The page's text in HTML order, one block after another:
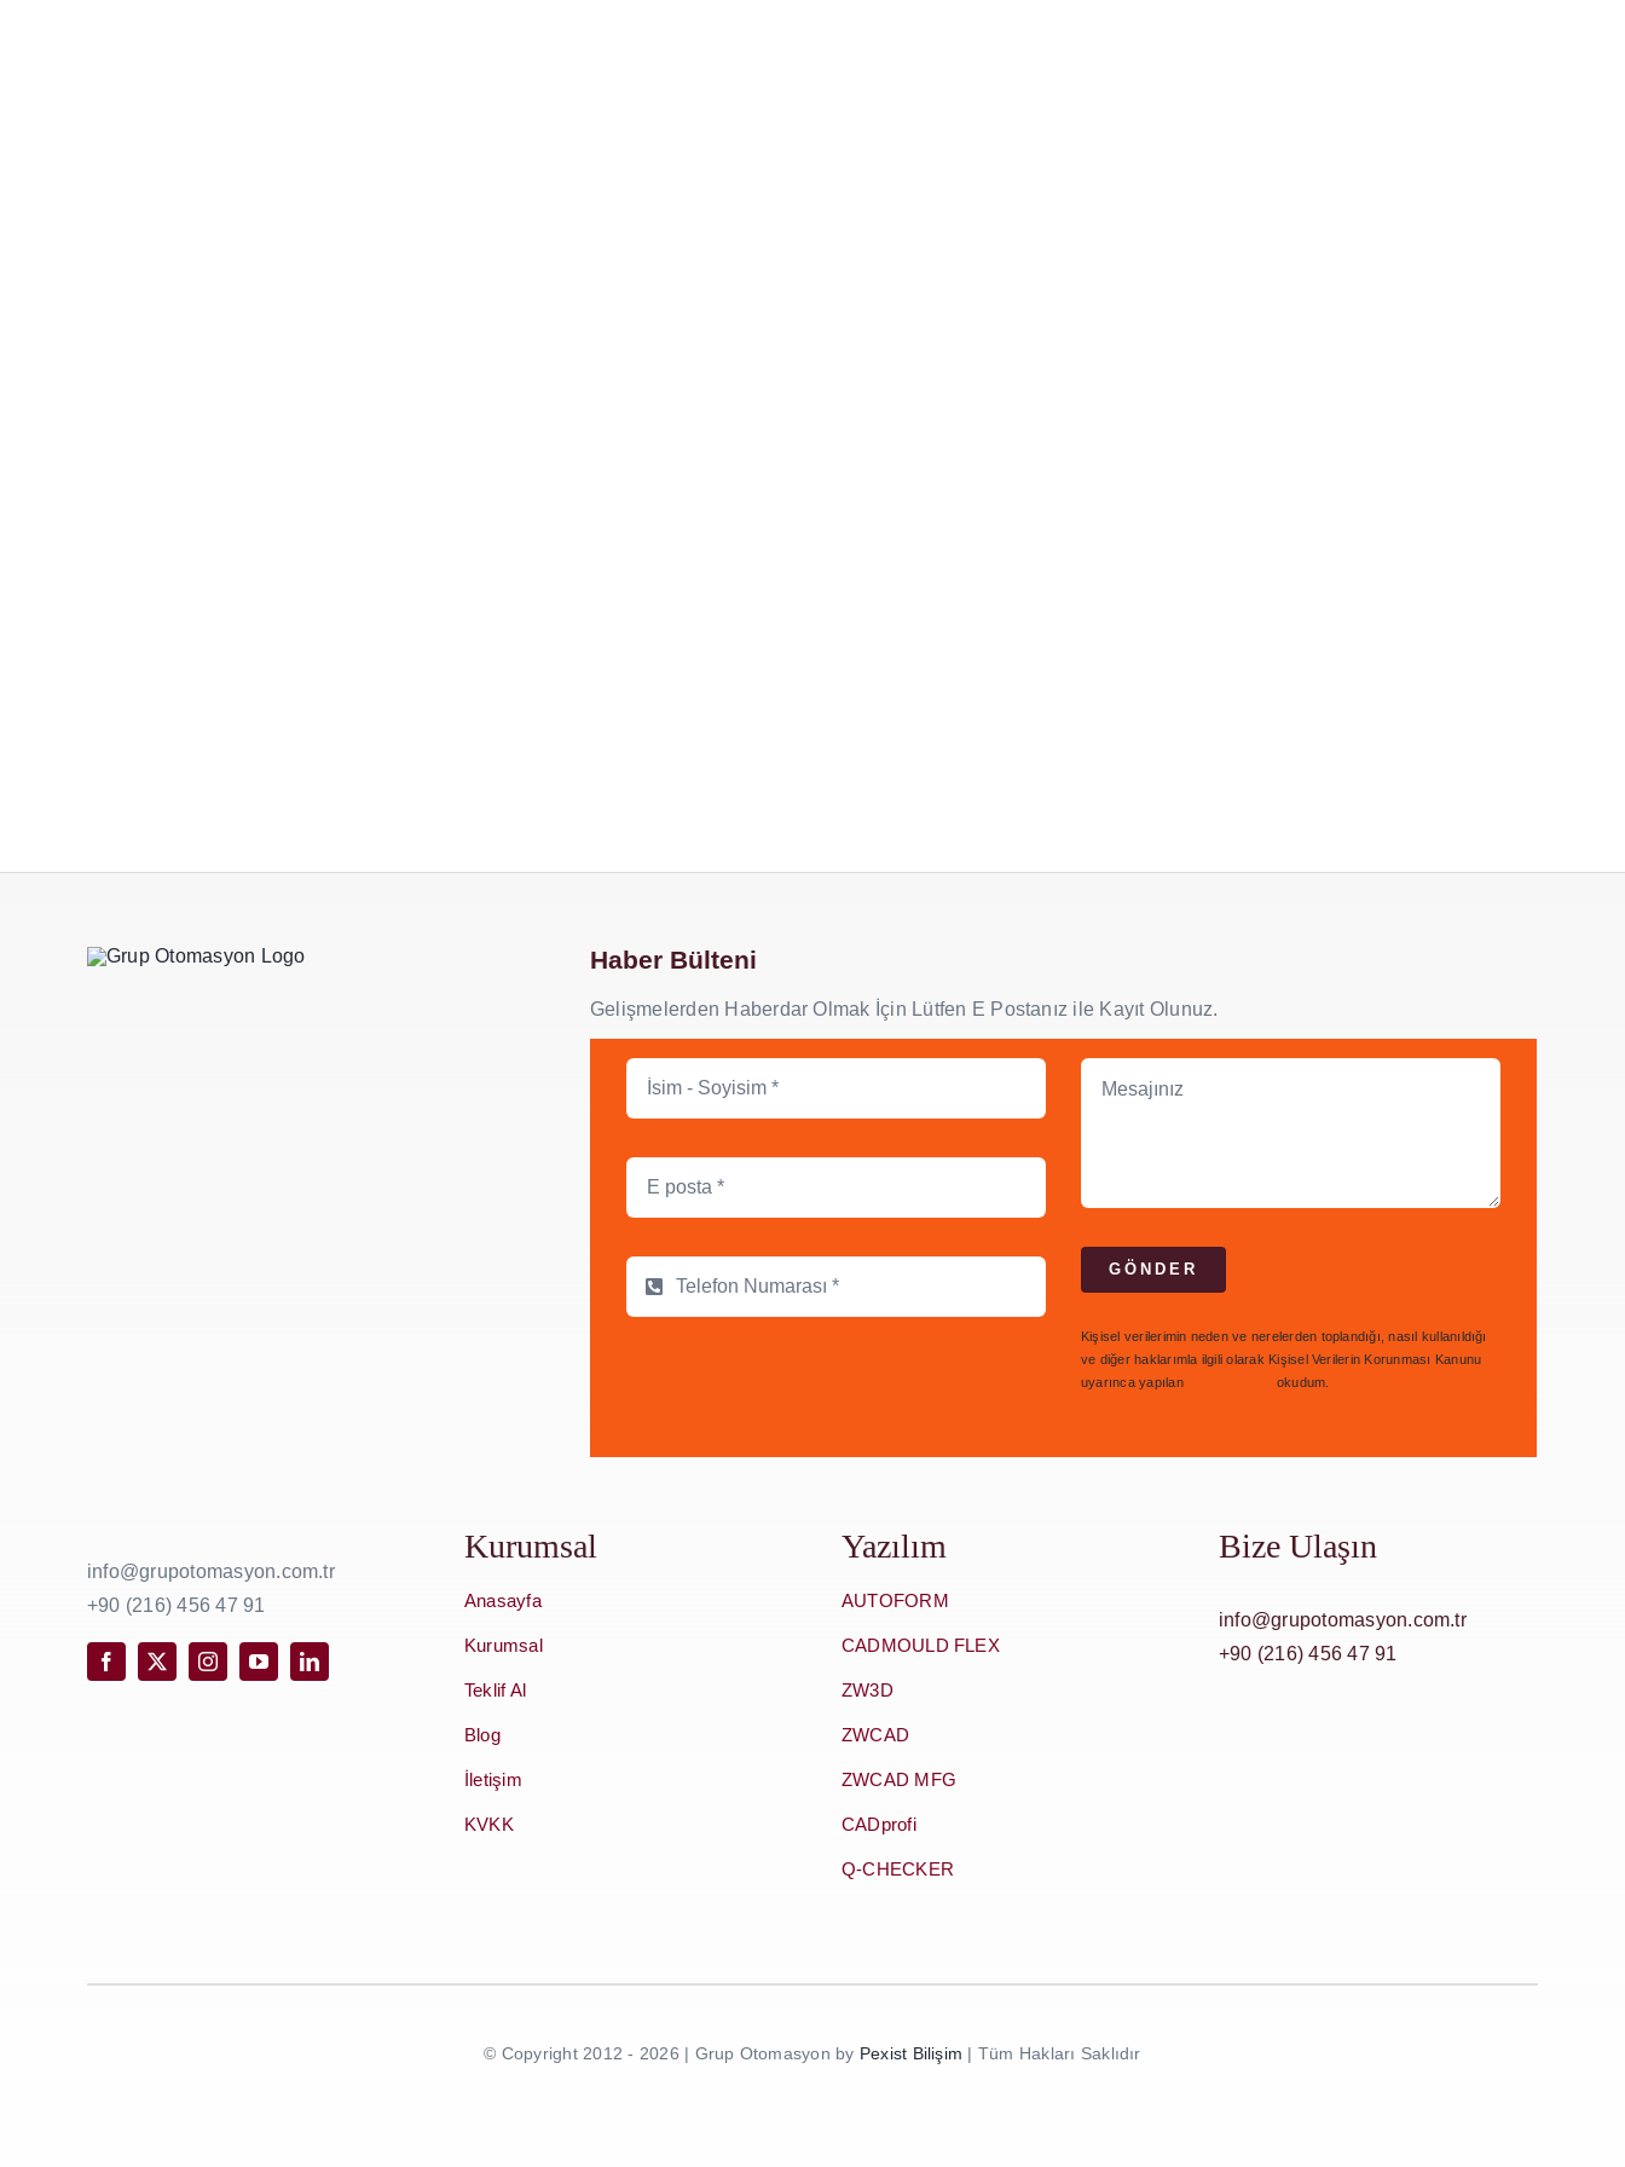
Haber Bülteni
Gelişmelerden Haberdar Olmak İçin Lütfen E Postanız ile Kayıt Olunuz.
GÖNDER
Kişisel verilerimin neden ve nerelerden toplandığı, nasıl kullanıldığı
ve diğer haklarımla ilgili olarak Kişisel Verilerin Korunması Kanunu
uyarınca yapılan
okudum.
info@grupotomasyon.com.tr
+90 (216) 456 47 91
Kurumsal
Anasayfa
Kurumsal
Teklif Al
Blog
İletişim
KVKK
Yazılım
AUTOFORM
CADMOULD FLEX
ZW3D
ZWCAD
ZWCAD MFG
CADprofi
Q-CHECKER
Bize Ulaşın
info@grupotomasyon.com.tr
+90 (216) 456 47 91
© Copyright 2012 - 2026 | Grup Otomasyon by Pexist Bilişim | Tüm Hakları Saklıdır